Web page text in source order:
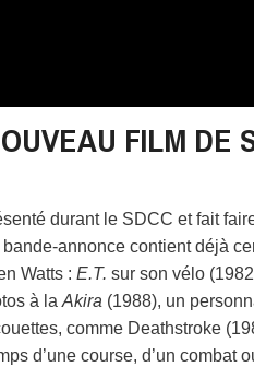
FILM DE
durant le SDCC et fait
annonce contient déjà
Watts : E.T. sur son vélo
à la Akira (1988), un
comme Deathstroke
d’une course, d’un combat